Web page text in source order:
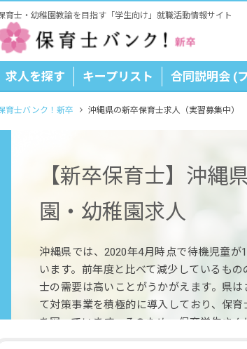
育士・幼稚園教諭を目指す「学生向け」就職活動情報サイト
求人を探す キープリスト 合同説明会 (
育士バンク！新卒 沖縄県の新卒保育士求人（実習募集中）
【新卒保育士】沖縄
園・幼稚園求人
沖縄県では、2020年4月時点で待機児童が
います。前年度と比べて減少しているも
士の需要は高いことがうかがえます。県
て対策事業を積極的に導入しており、保
を図っています。そのため、保育学生さん
つけやすいエリアといえるでしょう。